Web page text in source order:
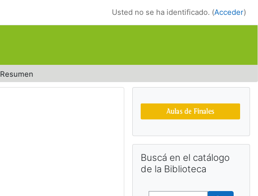
Usted no se ha identificado. (Acceder)
Resumen
Buscá en el catálogo
de la Biblioteca
Buscar